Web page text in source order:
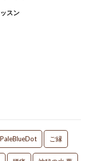
スン
PaleBlueDot ご縁